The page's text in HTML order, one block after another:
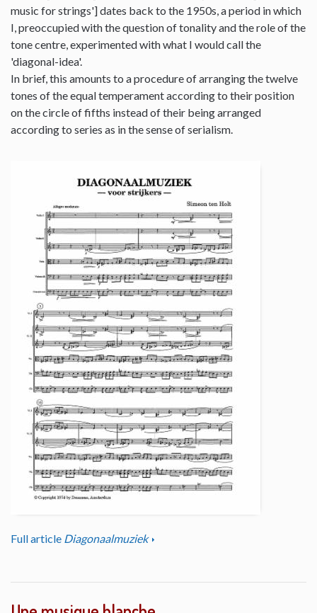
music for strings'] dates back to the 1950s, a period in which
I, preoccupied with the question of tonality and the role of the
tone centre, experimented with what I would call the
'diagonal-idea'.
In brief, this amounts to a procedure of arranging the twelve
tones of the equal temperament according to their position
on the circle of fifths instead of their being arranged
according to series as in the sense of serialism.
Full article Diagonaalmuziek